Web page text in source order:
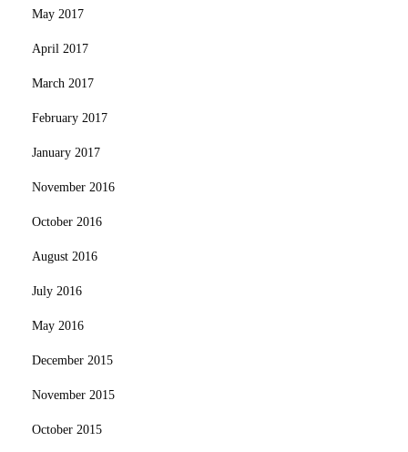
May 2017
April 2017
March 2017
February 2017
January 2017
November 2016
October 2016
August 2016
July 2016
May 2016
December 2015
November 2015
October 2015